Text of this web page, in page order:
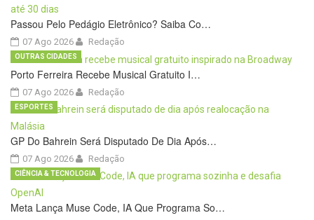
Passou Pelo Pedágio Eletrônico? Saiba Co…
07 Ago 2026 Redação
Porto Ferreira Recebe Musical Gratuito I…
07 Ago 2026
OUTRAS CIDADES
Redação
GP Do Bahrein Será Disputado De Dia Após…
07 Ago 2026
ESPORTES
Redação
Meta Lança Muse Code, IA Que Programa So…
CIÊNCIA & TECNOLOGIA